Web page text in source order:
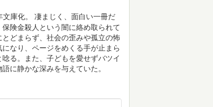
庫化。 凄まじく、面白い一冊だ
険金殺人という闇に絡め取られて
どまらず、社会の歪みや孤立の怖
なり、ページをめくる手が止まら
る。また、子どもを愛せずバツイ
に静かな深みを与えていた。